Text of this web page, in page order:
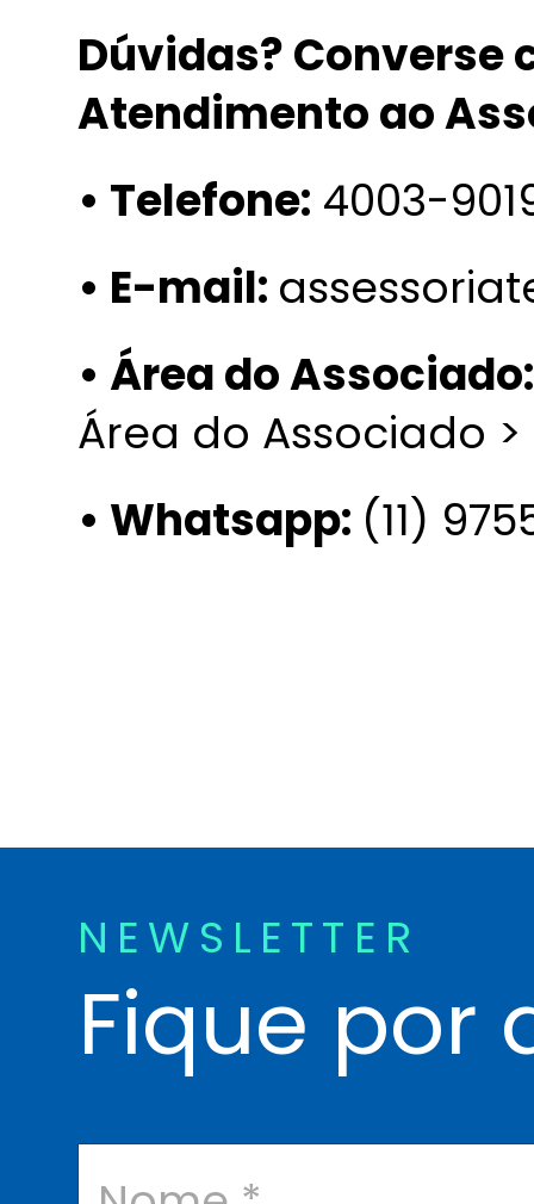
Dúvidas? Converse
Atendimento ao
• Telefone: 4003-
• E-mail:
• Área do Associado:
Área do Associado
• Whatsapp: (11)
NEWSLETTER
Fique por
N